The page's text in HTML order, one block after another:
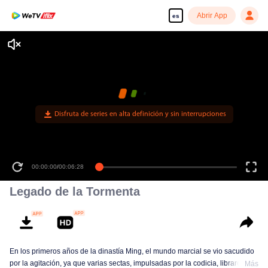
es Abrir App
Disfruta de series en alta definición y sin interrupciones
00:00:00/00:06:28
Legado de la Tormenta
En los primeros años de la dinastía Ming, el mundo marcial se vio sacudido
por la agitación, ya que varias sectas, impulsadas por la codicia, libraron Más